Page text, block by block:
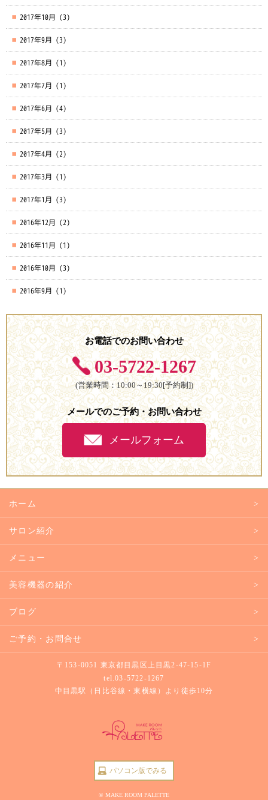
2017年10月 (3)
2017年9月 (3)
2017年8月 (1)
2017年7月 (1)
2017年6月 (4)
2017年5月 (3)
2017年4月 (2)
2017年3月 (1)
2017年1月 (3)
2016年12月 (2)
2016年11月 (1)
2016年10月 (3)
2016年9月 (1)
お電話でのお問い合わせ
03-5722-1267
(営業時間：10:00～19:30[予約制])
メールでのご予約・お問い合わせ
メールフォーム
ホーム
サロン紹介
メニュー
美容機器の紹介
ブログ
ご予約・お問合せ
〒153-0051 東京都目黒区上目黒2-47-15-1F
tel.03-5722-1267
中目黒駅（日比谷線・東横線）より徒歩10分
パソコン版でみる
© MAKE ROOM PALETTE